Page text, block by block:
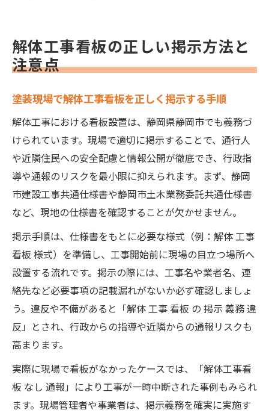
解体工事看板の正しい掲示方法と
注意点
塗装現場で解体工事看板を正しく掲示する手順
解体工事における看板設置は、静岡県静岡市でも義務づ
けられています。現場で適切に掲示することで、通行人
や近隣住民への安全配慮と情報公開が徹底でき、行政指
導や通報のリスクを最小限に抑えられます。まず、静岡
市建設工事共通仕様書や静岡市土木業務委託共通仕様書
など、現地の仕様書を確認することが欠かせません。
掲示手順は、仕様書をもとに必要な様式（例：解体 工事
看板 様式）を準備し、工事開始前に現場の目立つ場所へ
設置する流れです。掲示の際には、工事名や業者名、連
絡先など必要事項の記載漏れがないか必ず確認しましょ
う。違反や不備があると「解体 工事 看板 の 掲示 義務 違
反」とされ、行政からの指導や近隣からの通報リスクも
高まります。
実際に現場で看板がなかったケースでは、「解体工事看
板 なし 通報」により工事が一時中断された事例もみられ
ます。現場管理者や事業者は、掲示義務を確実に実施す